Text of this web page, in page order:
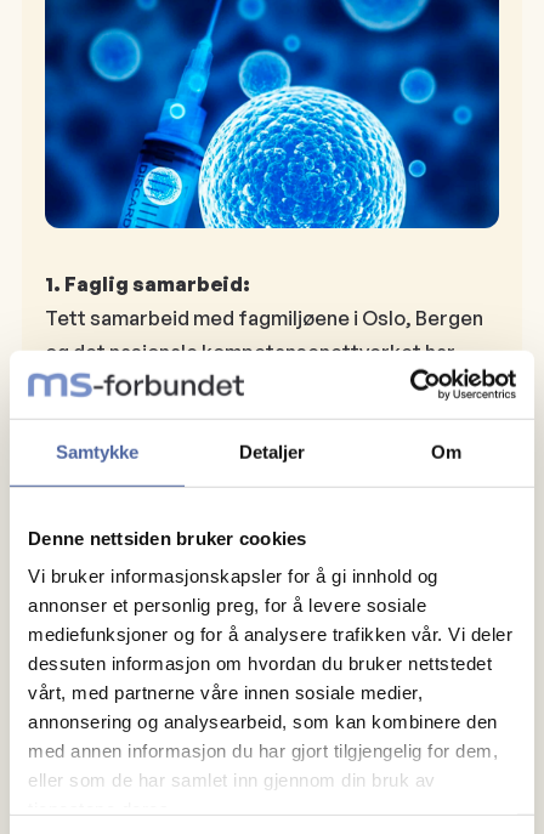
Samtykke Detaljer Om
Denne nettsiden bruker cookies
Vi bruker informasjonskapsler for å gi innhold og
annonser et personlig preg, for å levere sosiale
mediefunksjoner og for å analysere trafikken vår. Vi deler
dessuten informasjon om hvordan du bruker nettstedet
vårt, med partnerne våre innen sosiale medier,
annonsering og analysearbeid, som kan kombinere den
med annen informasjon du har gjort tilgjengelig for dem,
eller som de har samlet inn gjennom din bruk av
1. Faglig samarbeid:
Tett samarbeid med fagmiljøene i Oslo, Bergen
og det nasjonale kompetansenettverket har
vært avgjørende for å oppnå faglig konsensus
og løfte saken inn i beslutningssystemet.
2. Politisk påvirkning:
helsemyndighetene, og sikret støtte til
forskningsprosjekter og forslag i Stortinget.
3. Kunnskapsformidling:
Vi gir faglig og balansert informasjon om
stamcellebehandling slik at personer med MS
kan ta informerte valg. Vi følger med på